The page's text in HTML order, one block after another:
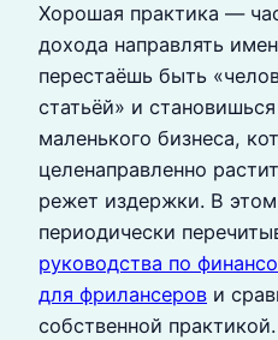
Хорошая практика —
дохода направлять
перестаёшь быть
статьёй» и
маленького бизнеса,
целенаправленно
режет издержки. В этом
периодически
руководства по
для фрилансеров и
собственной практикой.